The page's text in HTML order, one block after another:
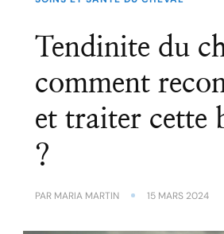
Tendinite du
comment
et traiter cette
?
PAR MARIA MARTIN 15 MARS 2024